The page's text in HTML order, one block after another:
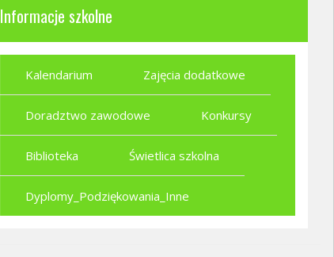
Informacje szkolne
Kalendarium Zajęcia dodatkowe
Doradztwo zawodowe Konkursy
Biblioteka Świetlica szkolna
Dyplomy_Podziękowania_Inne